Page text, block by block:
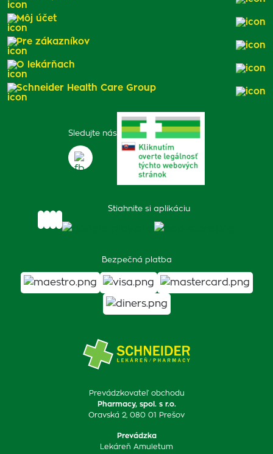
Prevádzkovateľ obchodu
Pharmacy, spol. s r.o.
Oravská 2, 080 01 Prešov
Prevádzka
Lekáreň Amuletum
Sledujte nás
Stiahnite si aplikáciu
Bezpečná platba
Môj účet
Pre zákazníkov
O lekárňach
Schneider Health Care Group